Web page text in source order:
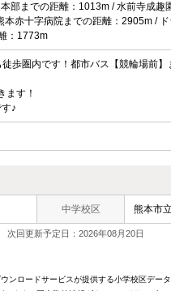
部までの距離：1013m / 水前寺成趣
赤十字病院までの距離：2905m /
：1773m
歩圏内です！都市バス【競輪場前
ます！
♪
中学校区 熊本市
次回更新予定日：2026年08月20日
ンロードサービスが提供する小学校区デー